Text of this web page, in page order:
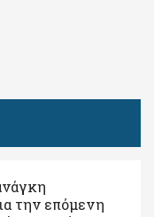
την επόμενη